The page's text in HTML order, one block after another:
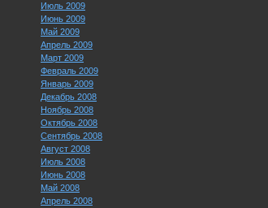
Июль 2009
Июнь 2009
Май 2009
Апрель 2009
Март 2009
Февраль 2009
Январь 2009
Декабрь 2008
Ноябрь 2008
Октябрь 2008
Сентябрь 2008
Август 2008
Июль 2008
Июнь 2008
Май 2008
Апрель 2008